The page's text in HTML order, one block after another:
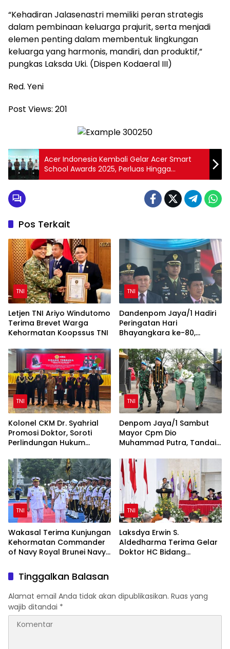
“Kehadiran Jalasenastri memiliki peran strategis
dalam pembinaan keluarga prajurit, serta menjadi
elemen penting dalam membentuk lingkungan
keluarga yang harmonis, mandiri, dan produktif,”
pungkas Laksda Uki. (Dispen Kodaeral III)
Red. Yeni
Post Views: 201
Acer Indonesia Kembali Gelar Acer Smart
School Awards 2025, Perluas Hingga
Pendidikan Tinggi
Pos Terkait
TNI
Letjen TNI Ariyo Windutomo
Terima Brevet Warga
Kehormatan Koopssus TNI
TNI
Dandenpom Jaya/1 Hadiri
Peringatan Hari
Bhayangkara ke-80,
TNI
Kolonel CKM Dr. Syahrial
Promosi Doktor, Soroti
Perlindungan Hukum
Disabilitas
TNI
Denpom Jaya/1 Sambut
Mayor Cpm Dio
Muhammad Putra, Tandai
TNI
Wakasal Terima Kunjungan
Kehormatan Commander
of Navy Royal Brunei Navy
TNI
Laksdya Erwin S.
Aldedharma Terima Gelar
Doktor HC Bidang
Tinggalkan Balasan
Alamat email Anda tidak akan dipublikasikan. Ruas yang
wajib ditandai *